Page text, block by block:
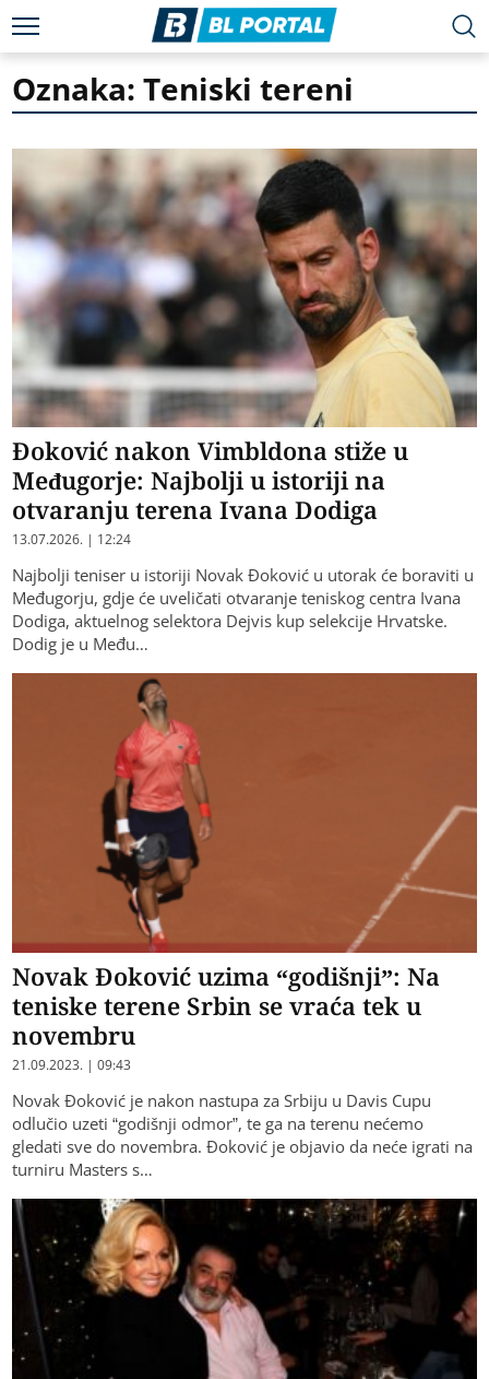
Oznaka: Teniski tereni
Đoković nakon Vimbldona stiže u
Međugorje: Najbolji u istoriji na
otvaranju terena Ivana Dodiga
13.07.2026. | 12:24
Najbolji teniser u istoriji Novak Đoković u utorak će boraviti u
Međugorju, gdje će uveličati otvaranje teniskog centra Ivana
Dodiga, aktuelnog selektora Dejvis kup selekcije Hrvatske.
Dodig je u Među…
Novak Đoković uzima “godišnji”: Na
teniske terene Srbin se vraća tek u
novembru
21.09.2023. | 09:43
Novak Đoković je nakon nastupa za Srbiju u Davis Cupu
odlučio uzeti “godišnji odmor”, te ga na terenu nećemo
gledati sve do novembra. Đoković je objavio da neće igrati na
turniru Masters s…